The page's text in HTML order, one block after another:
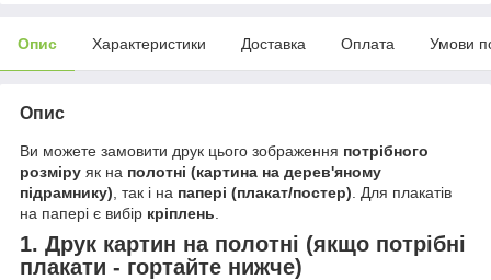
Опис Характеристики Доставка Оплата Умови
Опис
Ви можете замовити друк цього зображення потрібного
розміру як на полотні (картина на дерев'яному
підрамнику) , так і на папері (плакат/постер) . Для плакатів
на папері є вибір кріплень
1. Друк картин на полотні (якщо потрібні
плакати - гортайте нижче)